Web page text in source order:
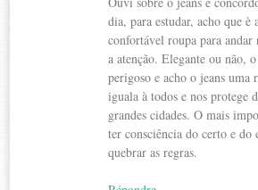
dia, para estudar, acho que è
confortável roupa para andar
a atenção. Elegante ou não,
perigoso e acho o jeans uma
iguala à todos e nos protege
grandes cidades. O mais
ter consciência do certo e do
quebrar as regras.